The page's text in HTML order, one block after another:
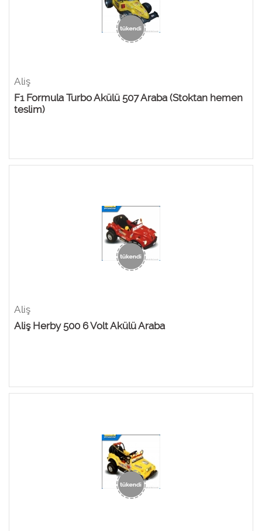
Aliş
F1 Formula Turbo Akülü 507 Araba (Stoktan hemen
teslim)
Aliş
Aliş Herby 500 6 Volt Akülü Araba